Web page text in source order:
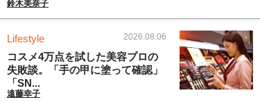
鈴木美奈子
Lifestyle 2026.08.06
コスメ4万点を試した美容プロの
失敗談。「手の甲に塗って確認」
「SN...
遠藤幸子